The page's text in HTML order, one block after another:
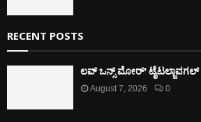
RECENT POSTS
ಲವ್ ಒನ್ಸ್ ಮೋರ್’ ಟೈಟಲ್ಜಾವಗಲ್
August 7, 2026 0